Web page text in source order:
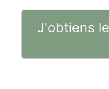
J'obtiens